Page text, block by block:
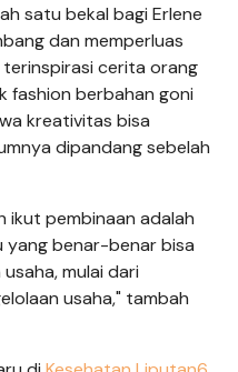
satu bekal bagi Erlene
dan memperluas
terinspirasi cerita orang
fashion berbahan goni
kreativitas bisa
dipandang sebelah
ikut pembinaan adalah
yang benar-benar bisa
mulai dari
usaha," tambah